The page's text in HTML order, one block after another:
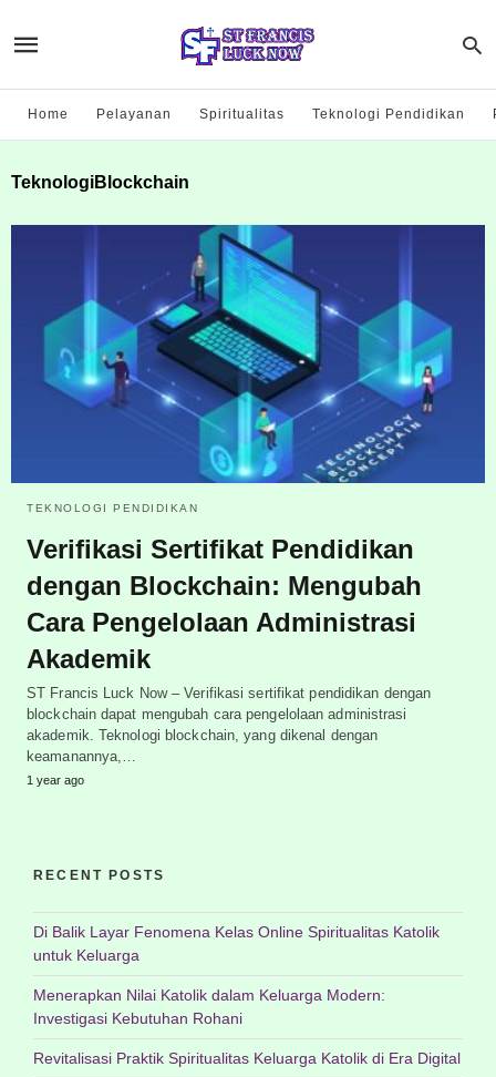
Home Pelayanan Spiritualitas Teknologi Pendidikan
TeknologiBlockchain
TEKNOLOGI PENDIDIKAN
Verifikasi Sertifikat Pendidikan
dengan Blockchain: Mengubah
Cara Pengelolaan Administrasi
Akademik
ST Francis Luck Now – Verifikasi sertifikat pendidikan dengan
blockchain dapat mengubah cara pengelolaan administrasi
akademik. Teknologi blockchain, yang dikenal dengan
keamanannya,…
1 year ago
RECENT POSTS
Di Balik Layar Fenomena Kelas Online Spiritualitas Katolik
untuk Keluarga
Menerapkan Nilai Katolik dalam Keluarga Modern:
Investigasi Kebutuhan Rohani
Revitalisasi Praktik Spiritualitas Keluarga Katolik di Era Digital